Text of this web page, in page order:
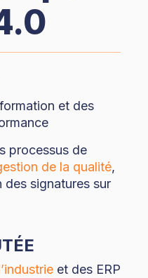
et des
processus de
de la qualité,
signatures sur
et des ERP